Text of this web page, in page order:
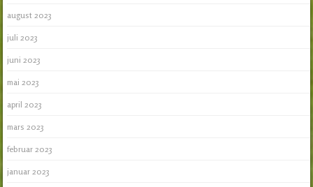
august 2023
juli 2023
juni 2023
mai 2023
april 2023
mars 2023
februar 2023
januar 2023